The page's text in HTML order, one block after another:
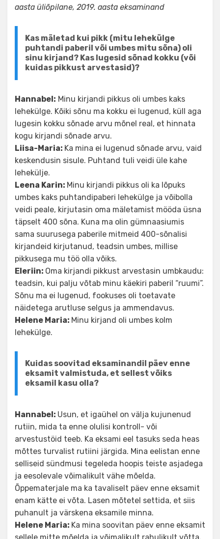
aasta üliõpilane, 2019. aasta eksaminand
Kas mäletad kui pikk (mitu lehekülge
puhtandi paberil või umbes mitu sõna) oli
sinu kirjand? Kas lugesid sõnad kokku (või
kuidas pikkust arvestasid)?
Hannabel: Minu kirjandi pikkus oli umbes kaks
lehekülge. Kõiki sõnu ma kokku ei lugenud, küll aga
lugesin kokku sõnade arvu mõnel real, et hinnata
kogu kirjandi sõnade arvu.
Liisa-Maria: Ka mina ei lugenud sõnade arvu, vaid
keskendusin sisule. Puhtand tuli veidi üle kahe
lehekülje.
Leena Karin: Minu kirjandi pikkus oli ka lõpuks
umbes kaks puhtandipaberi lehekülge ja võibolla
veidi peale, kirjutasin oma mäletamist mööda üsna
täpselt 400 sõna. Kuna ma olin gümnaasiumis
sama suurusega paberile mitmeid 400-sõnalisi
kirjandeid kirjutanud, teadsin umbes, millise
pikkusega mu töö olla võiks.
Eleriin: Oma kirjandi pikkust arvestasin umbkaudu:
teadsin, kui palju võtab minu käekiri paberil “ruumi”.
Sõnu ma ei lugenud, fookuses oli toetavate
näidetega arutluse selgus ja ammendavus.
Helene Maria: Minu kirjand oli umbes kolm
lehekülge.
Kuidas soovitad eksaminandil päev enne
eksamit valmistuda, et sellest võiks
eksamil kasu olla?
Hannabel: Usun, et igaühel on välja kujunenud
rutiin, mida ta enne olulisi kontroll- või
arvestustöid teeb. Ka eksami eel tasuks seda heas
mõttes turvalist rutiini järgida. Mina eelistan enne
selliseid sündmusi tegeleda hoopis teiste asjadega
ja eesolevale võimalikult vähe mõelda.
Õppematerjale ma ka tavaliselt päev enne eksamit
enam kätte ei võta. Lasen mõtetel settida, et siis
puhanult ja värskena eksamile minna.
Helene Maria: Ka mina soovitan päev enne eksamit